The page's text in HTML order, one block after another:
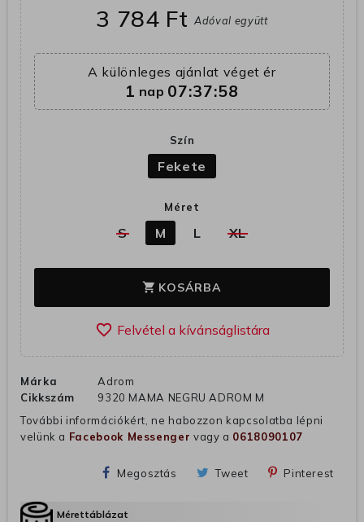
3 784 FtAdóval együtt
A különleges ajánlat véget ér
1 nap 07:37:57
Szín
Fekete
Méret
S M L XL
shopping_cart KOSÁRBA
favorite_border
Márka
Adrom
Cikkszám
9320 MAMA NEGRU ADROM M
További információkért, ne habozzon kapcsolatba lépni
velünk a Facebook Messenger vagy a 0618090107
Megosztás Tweet Pinterest
Mérettáblázat